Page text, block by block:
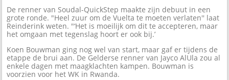
De renner van Soudal-QuickStep maakte zijn debuut in een
grote ronde. "Heel zuur om de Vuelta te moeten verlaten'' laat
Reinderink weten. "‘Het is moeilijk om dit te accepteren, maar
het omgaan met tegenslag hoort er ook bij.’
Koen Bouwman ging nog wel van start, maar gaf er tijdens de
etappe de brui aan. De Gelderse renner van Jayco AlUla zou al
enkele dagen met maagklachten kampen. Bouwman is
voorzien voor het WK in Rwanda.